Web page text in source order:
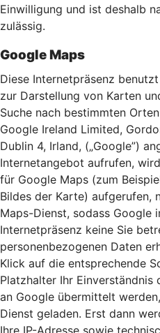
Einwilligung und ist deshalb
zulässig.
Google Maps
Diese Internetpräsenz
zur Darstellung von Karten
Suche nach bestimmten
Google Ireland Limited,
Dublin 4, Irland, („Google”)
Internetangebot aufrufen,
für Google Maps (zum
Bildes der Karte) aufgerufen,
Maps-Dienst, sodass Google
Internetpräsenz keine Sie
personenbezogenen Daten
Klick auf die entsprechende
Platzhalter Ihr Einverständnis
an Google übermittelt
Dienst geladen. Erst dann
Ihre IP-Adresse sowie